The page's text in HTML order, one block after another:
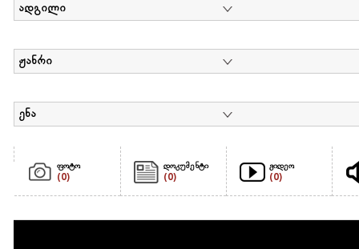
ადგილი
ჟანრი
ენა
ფოტო
(0)
დოკუმენტი
(0)
ვიდეო
(0)